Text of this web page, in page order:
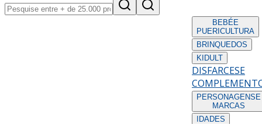
BEBÉE
PUERICULTURA
BRINQUEDOS
KIDULT
DISFARCESE
PERSONAGENS E
MARCAS
IDADES